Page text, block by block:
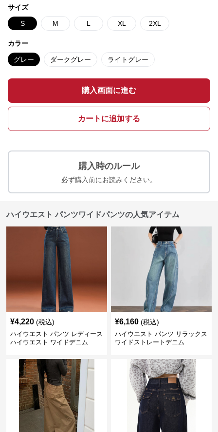
サイズ
S M L XL 2XL
カラー
グレー ダークグレー ライトグレー
購入画面に進む
カートに追加する
購入時のルール
必ず購入前にお読みください。
ハイウエスト パンツワイドパンツの人気アイテム
¥4,220 (税込)
ハイウエスト パンツ レディース
ハイウエスト ワイドデニム
¥6,160 (税込)
ハイウエスト パンツ リラックス
ワイドストレートデニム